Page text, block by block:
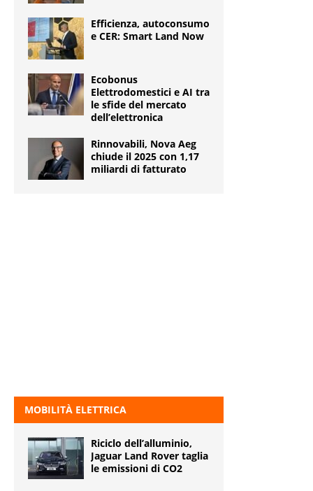
Efficienza, autoconsumo
e CER: Smart Land Now
Ecobonus
Elettrodomestici e AI tra
le sfide del mercato
dell’elettronica
Rinnovabili, Nova Aeg
chiude il 2025 con 1,17
miliardi di fatturato
MOBILITÀ ELETTRICA
Riciclo dell’alluminio,
Jaguar Land Rover taglia
le emissioni di CO2